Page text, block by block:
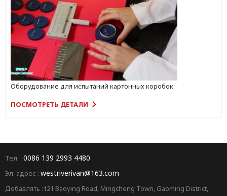
Оборудование для испытаний картонных коробок
ПОСМОТРЕТЬ ДЕТАЛИ
Тел. : 0086 139 2993 4480
Эл. адрес : westriverivan@163.com
Добавлять :121 Baoying Road, Mingcheng Town, Gaoming District,